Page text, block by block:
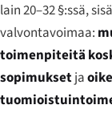
lain 20–32 §:ssä,
valvontavoimaa:
toimenpiteitä
sopimuksetja